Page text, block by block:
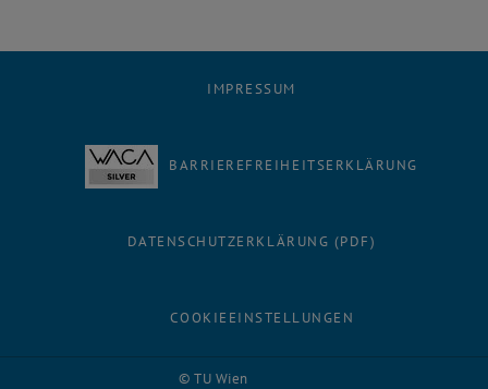
© TU Wien
IMPRESSUM
BARRIEREFREIHEITSERKLÄRUNG
DATENSCHUTZERKLÄRUNG (PDF)
COOKIEEINSTELLUNGEN